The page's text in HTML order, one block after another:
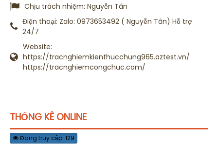
Chịu trách nhiệm: Nguyễn Tân
Điện thoại: Zalo: 0973653492 ( Nguyễn Tân) Hỗ trợ
24/7
Website:
https://tracnghiemkienthucchung965.aztest.vn/
https://tracnghiemcongchuc.com/
THỐNG KÊ ONLINE
Đang truy cập: 129